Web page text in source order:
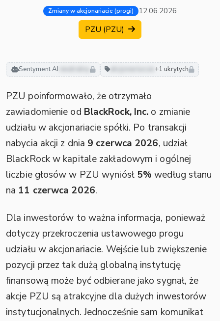
Zmiany w akcjonariacie (progi) 12.06.2026
PZU (PZU)
Sentyment AI: neutralny +1 ukrytych
PZU poinformowało, że otrzymało
zawiadomienie od BlackRock, Inc. o zmianie
udziału w akcjonariacie spółki. Po transakcji
nabycia akcji z dnia 9 czerwca 2026, udział
BlackRock w kapitale zakładowym i ogólnej
liczbie głosów w PZU wyniósł 5% według stanu
na 11 czerwca 2026.
Dla inwestorów to ważna informacja, ponieważ
dotyczy przekroczenia ustawowego progu
udziału w akcjonariacie. Wejście lub zwiększenie
pozycji przez tak dużą globalną instytucję
finansową może być odbierane jako sygnał, że
akcje PZU są atrakcyjne dla dużych inwestorów
instytucjonalnych. Jednocześnie sam komunikat